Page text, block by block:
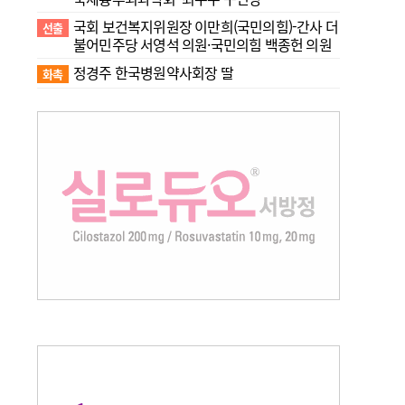
선출 국회 보건복지위원장 이만희(국민의힘)-간사 더
불어민주당 서영석 의원·국민의힘 백종헌 의원
화촉 정경주 한국병원약사회장 딸